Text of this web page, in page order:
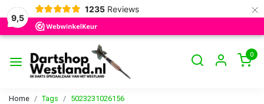
9,5
1235 Reviews ×
0
Home Tags 5023231026156